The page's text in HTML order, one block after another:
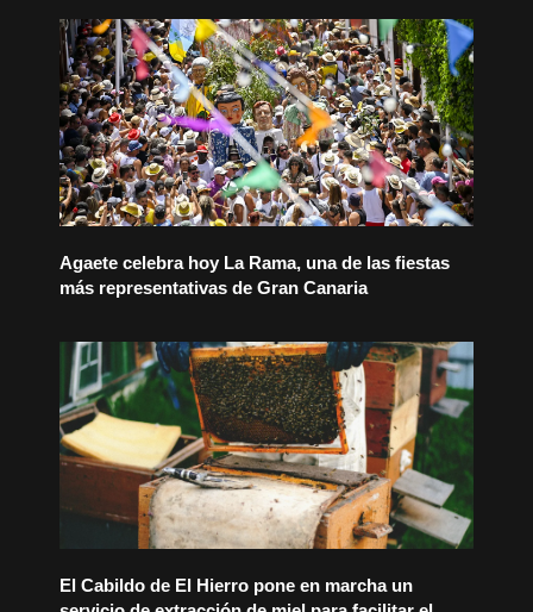
Agaete celebra hoy La Rama, una de las fiestas
más representativas de Gran Canaria
El Cabildo de El Hierro pone en marcha un